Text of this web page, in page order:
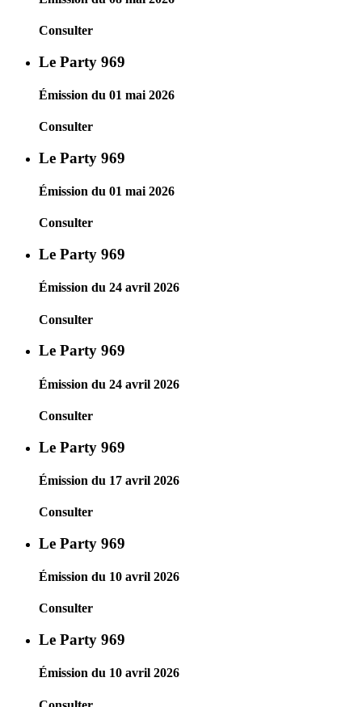
Consulter
Le Party 969
Émission du 01 mai 2026
Consulter
Le Party 969
Émission du 01 mai 2026
Consulter
Le Party 969
Émission du 24 avril 2026
Consulter
Le Party 969
Émission du 24 avril 2026
Consulter
Le Party 969
Émission du 17 avril 2026
Consulter
Le Party 969
Émission du 10 avril 2026
Consulter
Le Party 969
Émission du 10 avril 2026